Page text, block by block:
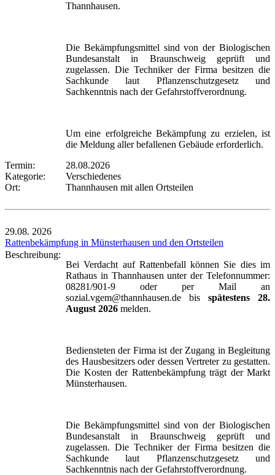
Thannhausen.
Die Bekämpfungsmittel sind von der Biologischen
Bundesanstalt in Braunschweig geprüft und
zugelassen. Die Techniker der Firma besitzen die
Sachkunde laut Pflanzenschutzgesetz und
Sachkenntnis nach der Gefahrstoffverordnung.
Um eine erfolgreiche Bekämpfung zu erzielen, ist
die Meldung aller befallenen Gebäude erforderlich.
Termin:
28.08.2026
Kategorie:
Verschiedenes
Ort:
Thannhausen mit allen Ortsteilen
29.08. 2026
Rattenbekämpfung in Münsterhausen und den Ortsteilen
Beschreibung:
Bei Verdacht auf Rattenbefall können Sie dies im
Rathaus in Thannhausen unter der Telefonnummer:
08281/901-9 oder per Mail an
sozial.vgem@thannhausen.de bis spätestens 28.
August 2026 melden.
Bediensteten der Firma ist der Zugang in Begleitung
des Hausbesitzers oder dessen Vertreter zu gestatten.
Die Kosten der Rattenbekämpfung trägt der Markt
Münsterhausen.
Die Bekämpfungsmittel sind von der Biologischen
Bundesanstalt in Braunschweig geprüft und
zugelassen. Die Techniker der Firma besitzen die
Sachkunde laut Pflanzenschutzgesetz und
Sachkenntnis nach der Gefahrstoffverordnung.